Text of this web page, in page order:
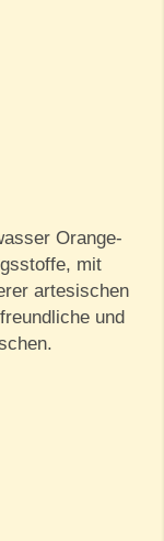
Orange-
mit
artesischen
und